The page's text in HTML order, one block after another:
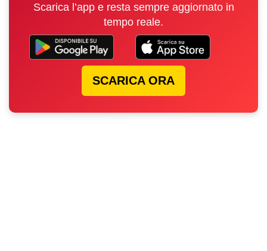
Scarica l’app e resta sempre aggiornato in
tempo reale.
SCARICA ORA